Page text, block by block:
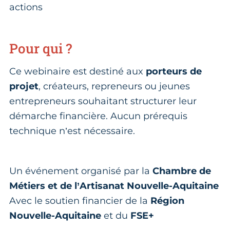
actions
Pour qui ?
Ce webinaire est destiné aux porteurs de
projet, créateurs, repreneurs ou jeunes
entrepreneurs souhaitant structurer leur
démarche financière. Aucun prérequis
technique n’est nécessaire.
Un événement organisé par la Chambre de
Métiers et de l’Artisanat Nouvelle-Aquitaine
Avec le soutien financier de la Région
Nouvelle-Aquitaine et du FSE+